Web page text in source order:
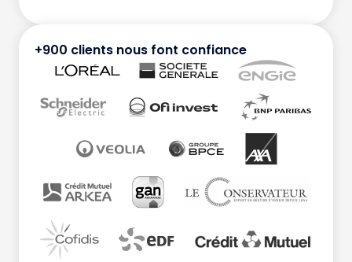
+900 clients nous font confiance